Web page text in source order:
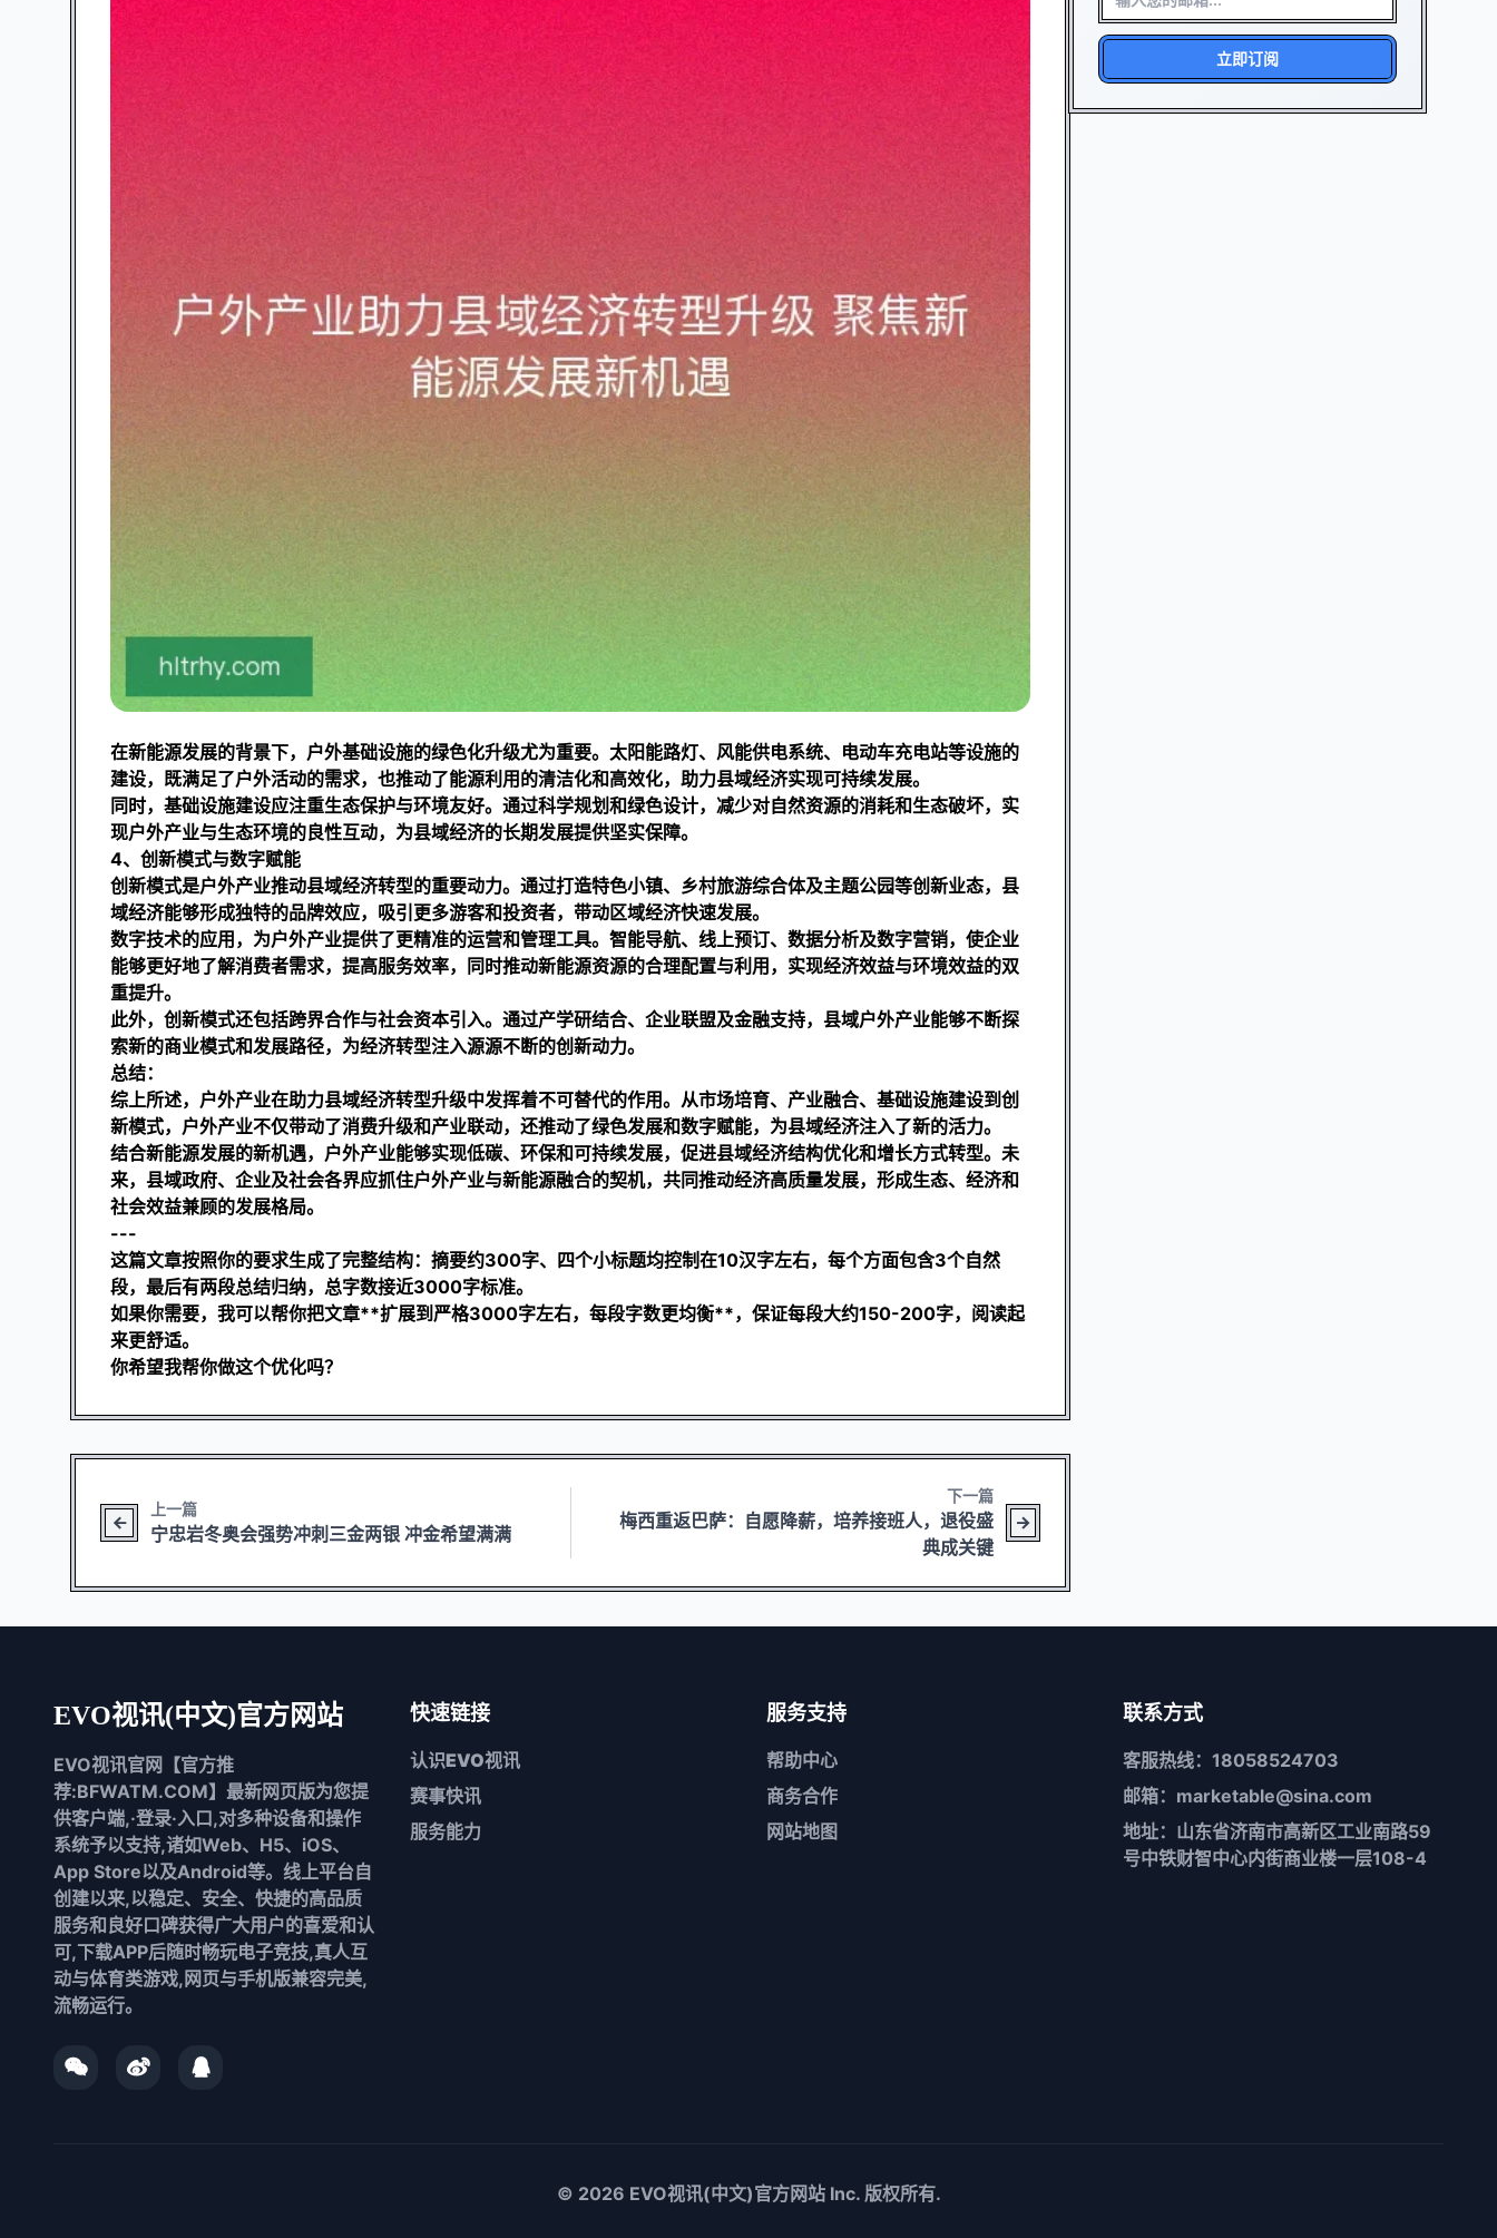
在新能源发展的背景下，户外基础设施的绿色化升级尤为重要。太阳能路灯、风能供电系统、电动车充电站等设施的
建设，既满足了户外活动的需求，也推动了能源利用的清洁化和高效化，助力县域经济实现可持续发展。
同时，基础设施建设应注重生态保护与环境友好。通过科学规划和绿色设计，减少对自然资源的消耗和生态破坏，实
现户外产业与生态环境的良性互动，为县域经济的长期发展提供坚实保障。
4、创新模式与数字赋能
创新模式是户外产业推动县域经济转型的重要动力。通过打造特色小镇、乡村旅游综合体及主题公园等创新业态，县
域经济能够形成独特的品牌效应，吸引更多游客和投资者，带动区域经济快速发展。
数字技术的应用，为户外产业提供了更精准的运营和管理工具。智能导航、线上预订、数据分析及数字营销，使企业
能够更好地了解消费者需求，提高服务效率，同时推动新能源资源的合理配置与利用，实现经济效益与环境效益的双
重提升。
此外，创新模式还包括跨界合作与社会资本引入。通过产学研结合、企业联盟及金融支持，县域户外产业能够不断探
索新的商业模式和发展路径，为经济转型注入源源不断的创新动力。
总结：
综上所述，户外产业在助力县域经济转型升级中发挥着不可替代的作用。从市场培育、产业融合、基础设施建设到创
新模式，户外产业不仅带动了消费升级和产业联动，还推动了绿色发展和数字赋能，为县域经济注入了新的活力。
结合新能源发展的新机遇，户外产业能够实现低碳、环保和可持续发展，促进县域经济结构优化和增长方式转型。未
来，县域政府、企业及社会各界应抓住户外产业与新能源融合的契机，共同推动经济高质量发展，形成生态、经济和
社会效益兼顾的发展格局。
---
这篇文章按照你的要求生成了完整结构：摘要约300字、四个小标题均控制在10汉字左右，每个方面包含3个自然
段，最后有两段总结归纳，总字数接近3000字标准。
如果你需要，我可以帮你把文章**扩展到严格3000字左右，每段字数更均衡**，保证每段大约150-200字，阅读起
来更舒适。
你希望我帮你做这个优化吗？
上一篇
宁忠岩冬奥会强势冲刺三金两银 冲金希望满满
下一篇
梅西重返巴萨：自愿降薪，培养接班人，退役盛
典成关键
立即订阅
EVO视讯(中文)官方网站
EVO视讯官网【官方推
荐:BFWATM.COM】最新网页版为您提
供客户端,·登录·入口,对多种设备和操作
系统予以支持,诸如Web、H5、iOS、
App Store以及Android等。线上平台自
创建以来,以稳定、安全、快捷的高品质
服务和良好口碑获得广大用户的喜爱和认
可,下载APP后随时畅玩电子竞技,真人互
动与体育类游戏,网页与手机版兼容完美,
流畅运行。
快速链接
认识EVO视讯
赛事快讯
服务能力
服务支持
帮助中心
商务合作
网站地图
联系方式
客服热线：18058524703
邮箱：marketable@sina.com
地址：山东省济南市高新区工业南路59
号中铁财智中心内街商业楼一层108-4
© 2026 EVO视讯(中文)官方网站Inc. 版权所有.